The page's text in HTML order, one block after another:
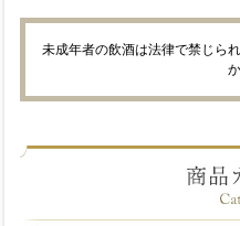
未成年者の飲酒は法律で禁じら